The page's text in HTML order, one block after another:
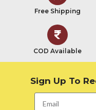
Free Shipping
COD Available
Sign Up To